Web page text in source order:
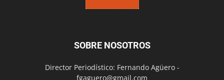
SOBRE NOSOTROS
Director Periodístico: Fernando Agüero -
fgaguero@gmail.com